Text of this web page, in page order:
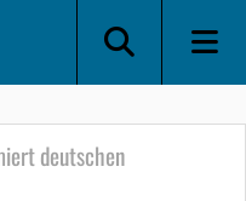
deutschen